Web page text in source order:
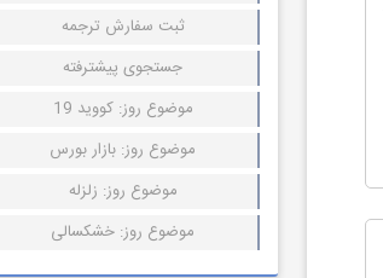
ثبت سفارش ترجمه
جستجوی پیشترفته
موضوع روز: کووید 19
موضوع روز: بازار بورس
موضوع روز: زلزله
موضوع روز: خشکسالی